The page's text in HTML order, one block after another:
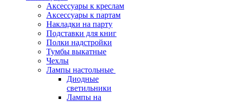
Аксессуары к креслам
Аксессуары к партам
Накладки на парту
Подставки для книг
Полки надстройки
Тумбы выкатные
Чехлы
Лампы настольные
Диодные
светильники
Лампы на